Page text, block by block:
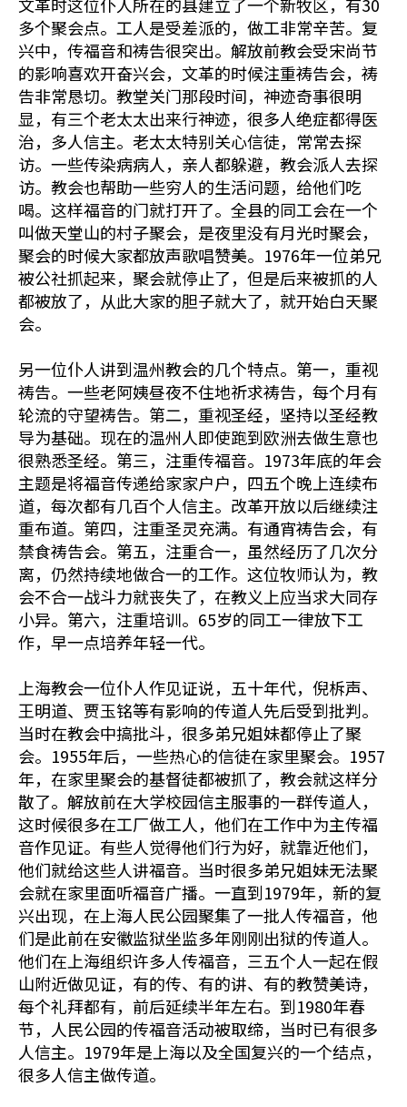
多个聚会点。工人是受差派的，做工非常辛苦。复
兴中，传福音和祷告很突出。解放前教会受宋尚节
的影响喜欢开奋兴会，文革的时候注重祷告会，祷
告非常恳切。教堂关门那段时间，神迹奇事很明
显，有三个老太太出来行神迹，很多人绝症都得医
治，多人信主。老太太特别关心信徒，常常去探
访。一些传染病病人，亲人都躲避，教会派人去探
访。教会也帮助一些穷人的生活问题，给他们吃
喝。这样福音的门就打开了。全县的同工会在一个
叫做天堂山的村子聚会，是夜里没有月光时聚会，
聚会的时候大家都放声歌唱赞美。1976年一位弟兄
被公社抓起来，聚会就停止了，但是后来被抓的人
都被放了，从此大家的胆子就大了，就开始白天聚
会。
另一位仆人讲到温州教会的几个特点。第一，重视
祷告。一些老阿姨昼夜不住地祈求祷告，每个月有
轮流的守望祷告。第二，重视圣经，坚持以圣经教
导为基础。现在的温州人即使跑到欧洲去做生意也
很熟悉圣经。第三，注重传福音。1973年底的年会
主题是将福音传递给家家户户，四五个晚上连续布
道，每次都有几百个人信主。改革开放以后继续注
重布道。第四，注重圣灵充满。有通宵祷告会，有
禁食祷告会。第五，注重合一，虽然经历了几次分
离，仍然持续地做合一的工作。这位牧师认为，教
会不合一战斗力就丧失了，在教义上应当求大同存
小异。第六，注重培训。65岁的同工一律放下工
作，早一点培养年轻一代。
上海教会一位仆人作见证说，五十年代，倪柝声、
王明道、贾玉铭等有影响的传道人先后受到批判。
当时在教会中搞批斗，很多弟兄姐妹都停止了聚
会。1955年后，一些热心的信徒在家里聚会。1957
年，在家里聚会的基督徒都被抓了，教会就这样分
散了。解放前在大学校园信主服事的一群传道人，
这时候很多在工厂做工人，他们在工作中为主传福
音作见证。有些人觉得他们行为好，就靠近他们，
他们就给这些人讲福音。当时很多弟兄姐妹无法聚
会就在家里面听福音广播。一直到1979年，新的复
兴出现，在上海人民公园聚集了一批人传福音，他
们是此前在安徽监狱坐监多年刚刚出狱的传道人。
他们在上海组织许多人传福音，三五个人一起在假
山附近做见证，有的传、有的讲、有的教赞美诗，
每个礼拜都有，前后延续半年左右。到1980年春
节，人民公园的传福音活动被取缔，当时已有很多
人信主。1979年是上海以及全国复兴的一个结点，
很多人信主做传道。